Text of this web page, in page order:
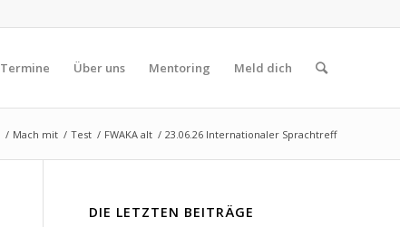
Termine Über uns Mentoring Meld dich
/ Mach mit / Test / FWAKA alt / 23.06.26 Internationaler Sprachtreff
DIE LETZTEN BEITRÄGE